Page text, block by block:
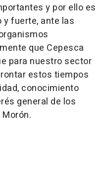
y por ello es
fuerte, ante las
que Cepesca
para nuestro sector
estos tiempos
conocimiento
general de los